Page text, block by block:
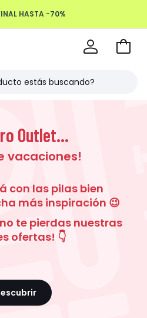
HASTA -70%
Ir
Outlet...
vacaciones!
con las pilas bien
más inspiración 😉
te pierdas nuestras
ofertas! 👇